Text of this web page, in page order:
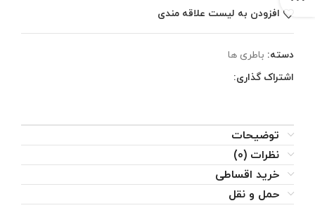
افزودن به لیست علاقه مندی
دسته: باطری ها
اشتراک گذاری:
توضیحات
نظرات (0)
خرید اقساطی
حمل و نقل